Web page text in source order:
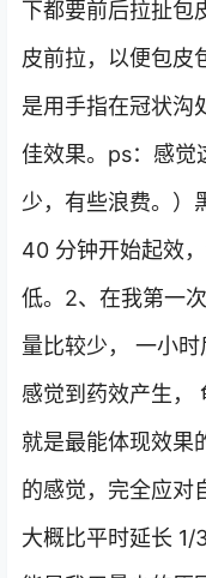
下都要前后拉扯包
皮前拉，以便包皮
是用手指在冠状沟
佳效果。ps：感觉
少，有些浪费。）
40 分钟开始起效
低。2、在我第一
量比较少， 一小
感觉到药效产生，
就是最能体现效果
的感觉，完全应对
大概比平时延长 1/